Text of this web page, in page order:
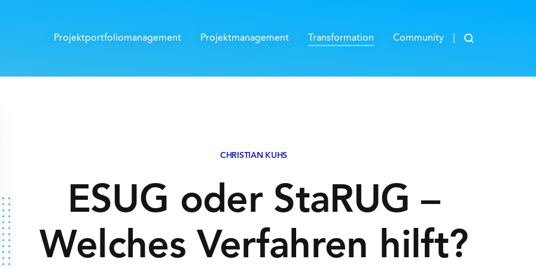
Projektportfolio­management Projektmanagement Transformation Community Blog
ESUG oder StaRUG –
Welches Verfahren hilft?
CHRISTIAN KUHS